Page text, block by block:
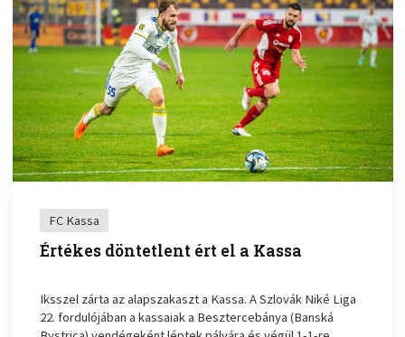
FC Kassa
Értékes döntetlent ért el a Kassa
Iksszel zárta az alapszakaszt a Kassa. A Szlovák Niké Liga
22. fordulójában a kassaiak a Besztercebánya (Banská